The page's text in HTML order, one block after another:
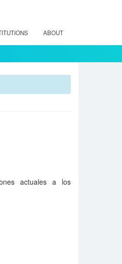
ABOUT
actuales a los